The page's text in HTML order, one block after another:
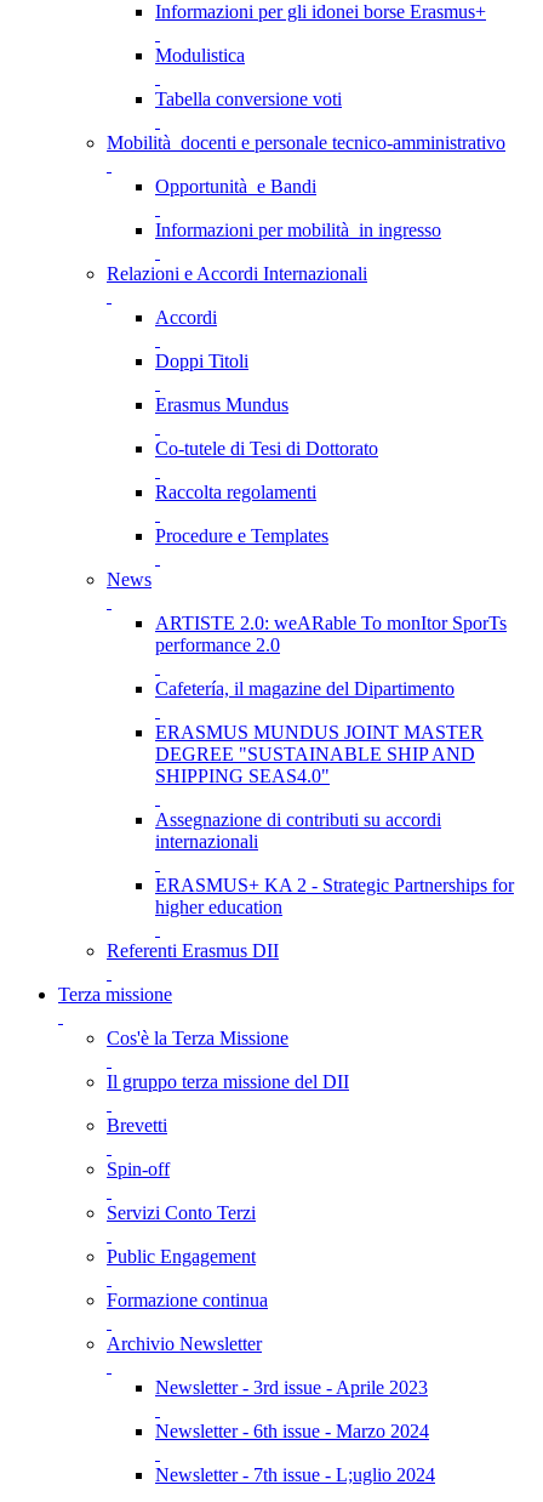
Informazioni per gli idonei borse Erasmus+
Modulistica
Tabella conversione voti
Mobilità docenti e personale tecnico-amministrativo
Opportunità e Bandi
Informazioni per mobilità in ingresso
Relazioni e Accordi Internazionali
Accordi
Doppi Titoli
Erasmus Mundus
Co-tutele di Tesi di Dottorato
Raccolta regolamenti
Procedure e Templates
News
ARTISTE 2.0: weARable To monItor SporTs
performance 2.0
Cafetería, il magazine del Dipartimento
ERASMUS MUNDUS JOINT MASTER
DEGREE "SUSTAINABLE SHIP AND
SHIPPING SEAS4.0"
Assegnazione di contributi su accordi
internazionali
ERASMUS+ KA 2 - Strategic Partnerships for
higher education
Referenti Erasmus DII
Terza missione
Cos'è la Terza Missione
Il gruppo terza missione del DII
Brevetti
Spin-off
Servizi Conto Terzi
Public Engagement
Formazione continua
Archivio Newsletter
Newsletter - 3rd issue - Aprile 2023
Newsletter - 6th issue - Marzo 2024
Newsletter - 7th issue - L;uglio 2024